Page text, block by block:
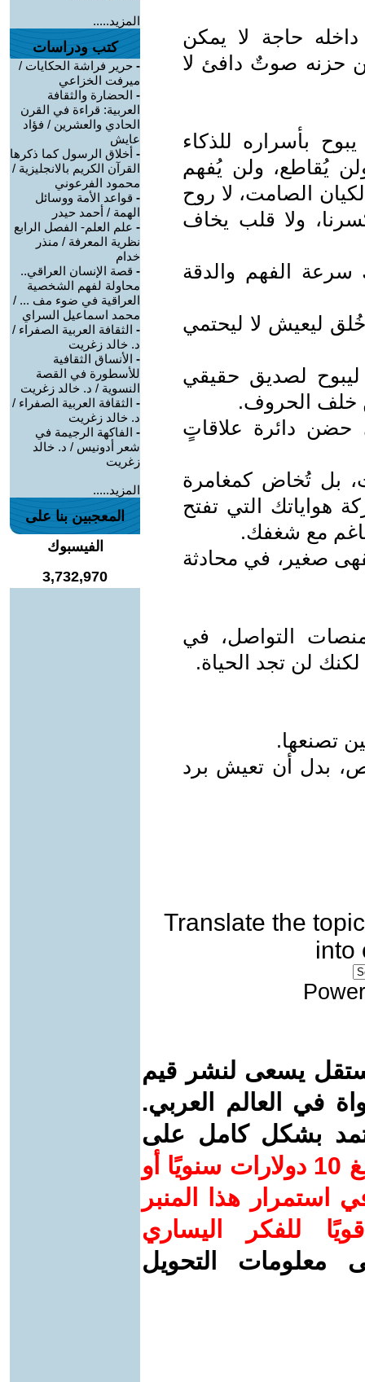
حاجة لا يمكن
حزنه صوتٌ دافئ لا
بأسراره للذكاء
يُقاطع، ولن يُفهم
الصامت، لا روح
ولا قلب يخاف
سرعة الفهم والدقة
ليعيش لا ليحتمي
لصديق حقيقي
خلف الحروف.
حضن دائرة علاقاتٍ
بل تُخاض كمغامرة
هواياتك التي تفتح
مع شغفك.
صغير، في محادثة
منصات التواصل، في
تصنعها.
بدل أن تعيش برد
Translate the topic
into
يسعى لنشر قيم
في العالم العربي.
بشكل كامل على
ساهم/ي معنا! بدعمكم بمبلغ 10 دولارات سنويًا أو
استمرار هذا المنبر
للفكر اليساري
معلومات التحويل
المزيد.....
كتب ودراسات
- حرير فراشة الحكايات /
ميرفت الخزاعي
- الحضارة والثقافة
العربية: قراءة في القرن
الحادي والعشرين / فؤاد
عايش
- أخلاق الرسول كما ذكرها
القرآن الكريم بالانجليزية /
محمود الفرعوني
- قواعد الأمة ووسائل
الهمة / أحمد حيدر
- علم العلم- الفصل الرابع
نظرية المعرفة / منذر
خدام
- قصة الإنسان العراقي..
محاولة لفهم الشخصية
العراقية في ضوء مف ... /
محمد اسماعيل السراي
- الثقافة العربية الصفراء /
د. خالد زغريت
- الأنساق الثقافية
للأسطورة في القصة
النسوية / د. خالد زغريت
- الثقافة العربية الصفراء /
د. خالد زغريت
- الفاكهة الرجيمة في
شعر أدونيس / د. خالد
زغريت
المزيد.....
المعجبين بنا على
الفيسبوك
3,732,970